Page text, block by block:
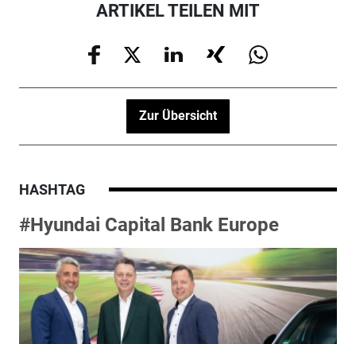
ARTIKEL TEILEN MIT
Zur Übersicht
HASHTAG
#Hyundai Capital Bank Europe